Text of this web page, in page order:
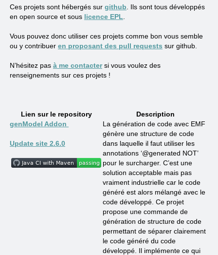
Ces projets sont hébergés sur github . Ils sont tous développés
en open source et sous licence EPL
Vous pouvez donc utiliser ces projets comme bon vous semble
ou y contribuer en proposant des pull requests sur github.
N’hésitez pas à me contactersi vous voulez des
renseignements sur ces projets !
Lien sur le repository
Description
genModel Addon
Update site 2.6.0
La génération de code avec EMF
génère une structure de code
dans laquelle il faut utiliser les
annotations ‘@generated NOT’
pour le surcharger. C’est une
solution acceptable mais pas
vraiment industrielle car le code
généré est alors mélangé avec le
code développé. Ce projet
propose une commande de
génération de structure de code
permettant de séparer clairement
le code généré du code
développé. Il implémente ce qui